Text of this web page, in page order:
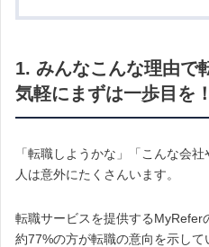
1. みんなこんな理由で
気軽にまずは一歩目を！
「転職しようかな」「こんな会
人は意外にたくさんいます。
転職サービスを提供するMyRefer
約77%の方が転職の意向を示して